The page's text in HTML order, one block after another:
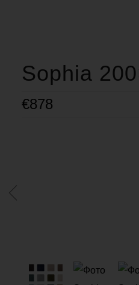
Sophia
€878